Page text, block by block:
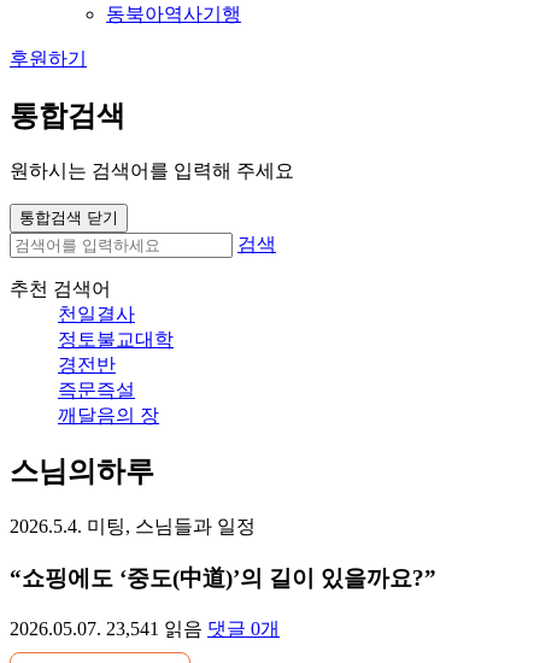
동북아역사기행
후원하기
통합검색
원하시는 검색어를 입력해 주세요
통합검색 닫기
검색
추천 검색어
천일결사
정토불교대학
경전반
즉문즉설
깨달음의 장
스님의하루
2026.5.4. 미팅, 스님들과 일정
“쇼핑에도 ‘중도(中道)’의 길이 있을까요?”
2026.05.07. 23,541 읽음 댓글 0개